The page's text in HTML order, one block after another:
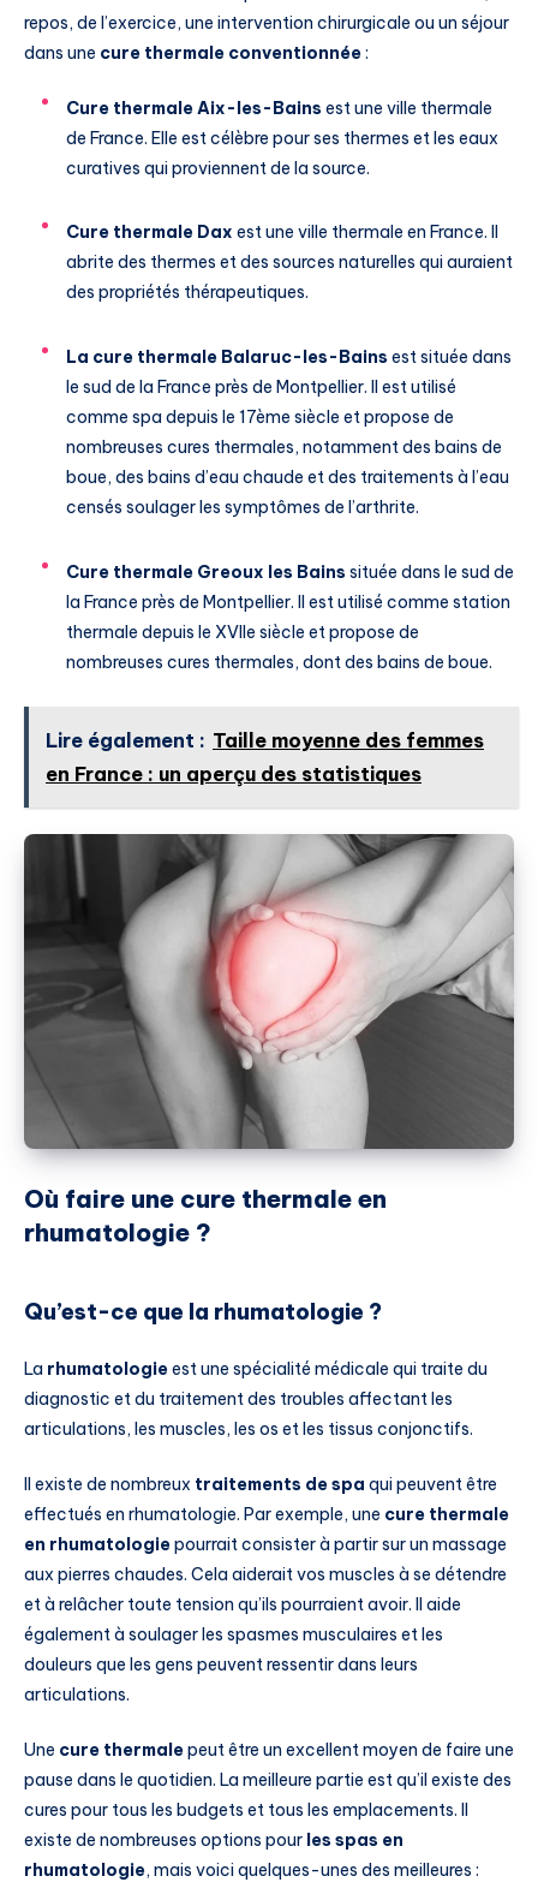
repos, de l’exercice, une intervention chirurgicale ou un séjour
dans une cure thermale conventionnée:
Cure thermale Aix-les-Bains est une ville thermale
de France. Elle est célèbre pour ses thermes et les eaux
curatives qui proviennent de la source.
Cure thermale Dax est une ville thermale en France. Il
abrite des thermes et des sources naturelles qui auraient
des propriétés thérapeutiques.
La cure thermale Balaruc-les-Bains est située dans
le sud de la France près de Montpellier. Il est utilisé
comme spa depuis le 17ème siècle et propose de
nombreuses cures thermales, notamment des bains de
boue, des bains d’eau chaude et des traitements à l’eau
censés soulager les symptômes de l’arthrite.
Cure thermale Greoux les Bains située dans le sud de
la France près de Montpellier. Il est utilisé comme station
thermale depuis le XVIIe siècle et propose de
nombreuses cures thermales, dont des bains de boue.
Lire également : Taille moyenne des femmes
en France : un aperçu des statistiques
Où faire une cure thermale en
rhumatologie ?
Qu’est-ce que la rhumatologie ?
La rhumatologieest une spécialité médicale qui traite du
diagnostic et du traitement des troubles affectant les
articulations, les muscles, les os et les tissus conjonctifs.
Il existe de nombreux traitements de spa qui peuvent être
effectués en rhumatologie. Par exemple, une cure thermale
en rhumatologiepourrait consister à partir sur un massage
aux pierres chaudes. Cela aiderait vos muscles à se détendre
et à relâcher toute tension qu’ils pourraient avoir. Il aide
également à soulager les spasmes musculaires et les
douleurs que les gens peuvent ressentir dans leurs
articulations.
Une cure thermalepeut être un excellent moyen de faire une
pause dans le quotidien. La meilleure partie est qu’il existe des
cures pour tous les budgets et tous les emplacements. Il
existe de nombreuses options pour les spas en
rhumatologie, mais voici quelques-unes des meilleures :